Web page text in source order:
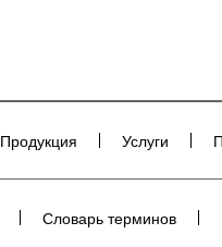
Продукция Услуги
Словарь терминов